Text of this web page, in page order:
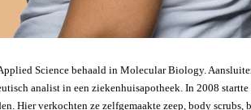
Science behaald in Molecular Biology.
analist in een ziekenhuisapotheek. In 2008 startte
Hier verkochten ze zelfgemaakte zeep, body